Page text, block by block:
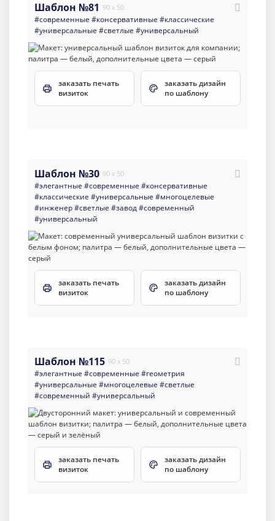
Шаблон №81 90 x 50
#современные #консервативные #классические
#универсальные #светлые #универсальный
заказать печать
визиток
заказать дизайн
по шаблону
Шаблон №30 90 x 50
#элегантные #современные #консервативные
#классические #универсальные #многоцелевые
#инженер#светлые #завод#современный
#универсальный
заказать печать
визиток
заказать дизайн
по шаблону
Шаблон №115 90 x 50
#элегантные #современные #геометрия
#универсальные #многоцелевые #светлые
#современный #универсальный
заказать печать
визиток
заказать дизайн
по шаблону